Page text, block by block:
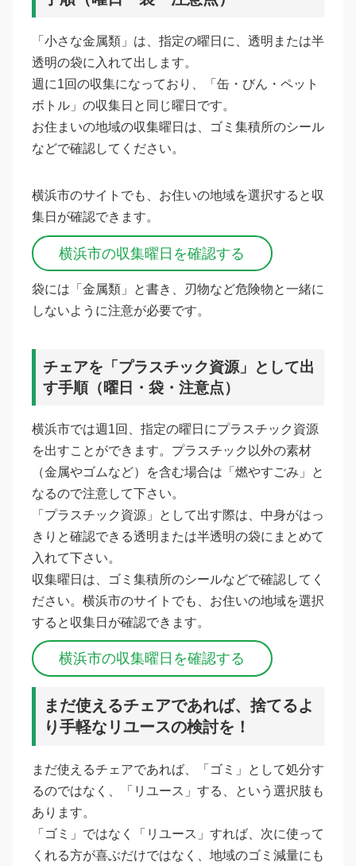
「小さな金属類」は、指定の曜日に、透明または半
透明の袋に入れて出します。
週に1回の収集になっており、「缶・びん・ペット
ボトル」の収集日と同じ曜日です。
お住まいの地域の収集曜日は、ゴミ集積所のシール
などで確認してください。
横浜市のサイトでも、お住いの地域を選択すると収
集日が確認できます。
横浜市の収集曜日を確認する
袋には「金属類」と書き、刃物など危険物と一緒に
しないように注意が必要です。
チェアを「プラスチック資源」として出
す手順（曜日・袋・注意点）
横浜市では週1回、指定の曜日にプラスチック資源
を出すことができます。プラスチック以外の素材
（金属やゴムなど）を含む場合は「燃やすごみ」と
なるので注意して下さい。
「プラスチック資源」として出す際は、中身がはっ
きりと確認できる透明または半透明の袋にまとめて
入れて下さい。
収集曜日は、ゴミ集積所のシールなどで確認してく
ださい。横浜市のサイトでも、お住いの地域を選択
すると収集日が確認できます。
横浜市の収集曜日を確認する
まだ使えるチェアであれば、捨てるよ
り手軽なリユースの検討を！
まだ使えるチェアであれば、「ゴミ」として処分す
るのではなく、「リユース」する、という選択肢も
あります。
「ゴミ」ではなく「リユース」すれば、次に使って
くれる方が喜ぶだけではなく、地域のゴミ減量にも